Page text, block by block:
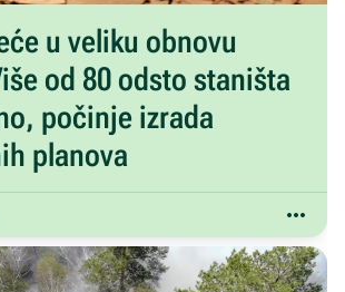
u veliku obnovu
od 80 odsto staništa
počinje izrada
planova